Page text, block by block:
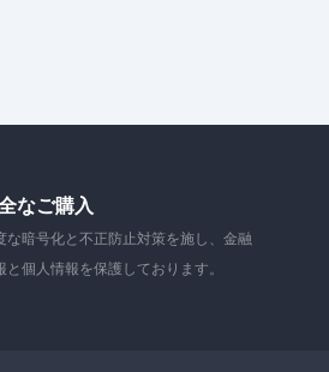
なご購入
な暗号化と不正防止対策を施し、金融
と個人情報を保護しております。